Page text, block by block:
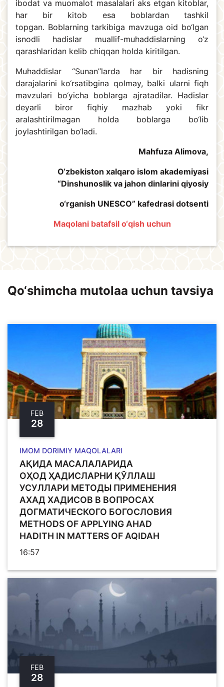
ibodat va muomalot masalalari aks etgan kitoblar,
har bir kitob esa boblardan tashkil
topgan. Boblarning tarkibiga mavzuga oid bo‘lgan
isnodli hadislar muallif-muhaddislarning o‘z
qarashlaridan kelib chiqqan holda kiritilgan.
Muhaddislar “Sunan”larda har bir hadisning
darajalarini ko‘rsatibgina qolmay, balki ularni fiqh
mavzulari bo‘yicha boblarga ajratadilar. Hadislar
deyarli biror fiqhiy mazhab yoki fikr
aralashtirilmagan holda boblarga bo‘lib
joylashtirilgan bo‘ladi.
Mahfuza Alimova,
O‘zbekiston xalqaro islom akademiyasi
“Dinshunoslik va jahon dinlarini qiyosiy
o‘rganish UNESCO” kafedrasi dotsenti
Maqolani batafsil o‘qish uchun
Qo‘shimcha mutolaa uchun tavsiya
FEB
28
IMOM DORIMIY MAQOLALARI
АҚИДА МАСАЛАЛАРИДА
ОҲОД ҲАДИСЛАРНИ ҚЎЛЛАШ
УСУЛЛАРИ МЕТОДЫ ПРИМЕНЕНИЯ
АХАД ХАДИСОВ В ВОПРОСАХ
ДОГМАТИЧЕСКОГО БОГОСЛОВИЯ
METHODS OF APPLYING AHAD
HADITH IN MATTERS OF AQIDAH
16:57
FEB
28